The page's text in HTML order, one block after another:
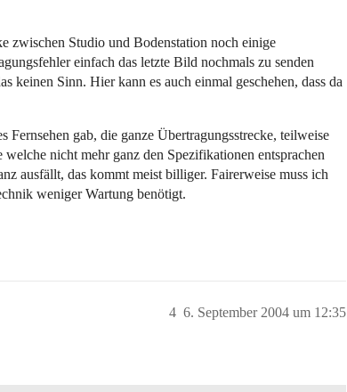
zwischen Studio und Bodenstation noch einige
einfach das letzte Bild nochmals zu senden
keinen Sinn. Hier kann es auch einmal geschehen, dass da
Fernsehen gab, die ganze Übertragungsstrecke, teilweise
nicht mehr ganz den Spezifikationen entsprachen
ausfällt, das kommt meist billiger. Fairerweise muss ich
weniger Wartung benötigt.
6. September 2004 um 12:35
4